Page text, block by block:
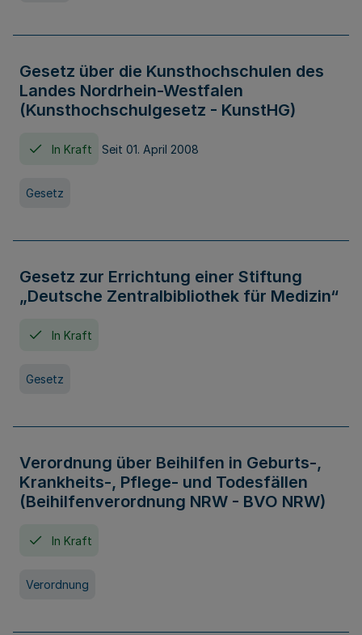
Gesetz über die Kunsthochschulen des
Landes Nordrhein-Westfalen
(Kunsthochschulgesetz - KunstHG)
In Kraft Seit 01. April 2008
Gesetz
Gesetz zur Errichtung einer Stiftung
„Deutsche Zentralbibliothek für Medizin“
In Kraft
Gesetz
Verordnung über Beihilfen in Geburts-,
Krankheits-, Pflege- und Todesfällen
(Beihilfenverordnung NRW - BVO NRW)
In Kraft
Verordnung